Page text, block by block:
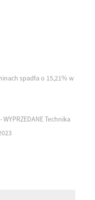
spadła o 15,21% w
WYPRZEDANE Technika